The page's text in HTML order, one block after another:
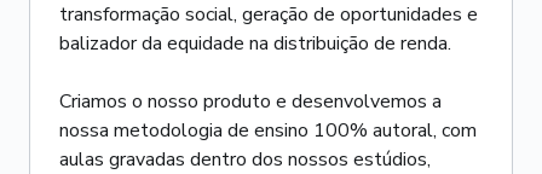
transformação social, geração de oportunidades e
balizador da equidade na distribuição de renda.
Criamos o nosso produto e desenvolvemos a
nossa metodologia de ensino 100% autoral, com
aulas gravadas dentro dos nossos estúdios,